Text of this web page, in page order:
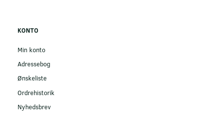
KONTO
Min konto
Adressebog
Ønskeliste
Ordrehistorik
Nyhedsbrev